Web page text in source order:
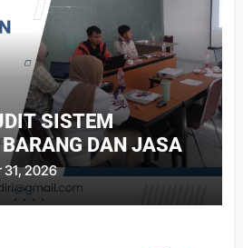
SISTEM
DAN JASA
31, 2026